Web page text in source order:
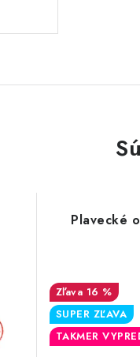
Plavecké
16 %
SUPER ZĽAVA
TAKMER